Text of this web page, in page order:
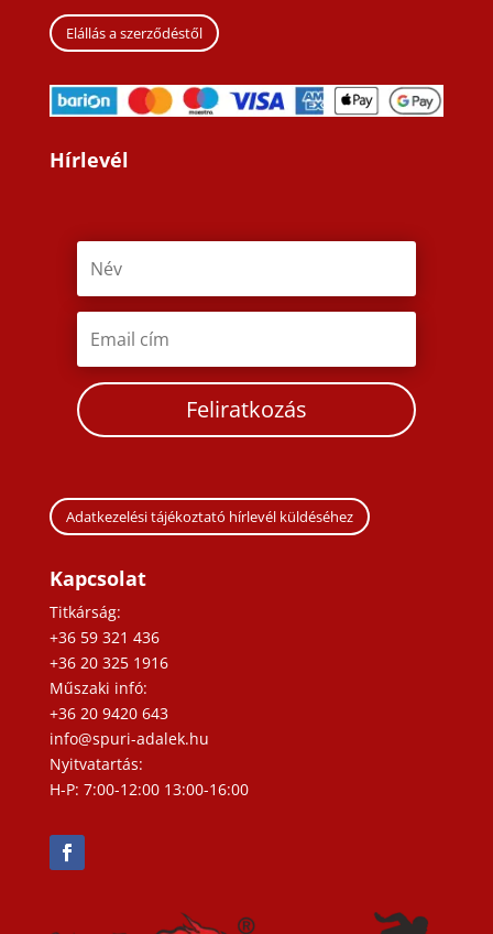
Elállás a szerződéstől
Hírlevél
Feliratkozás
Adatkezelési tájékoztató hírlevél küldéséhez
Kapcsolat
Titkárság:
+36 59 321 436
+36 20 325 1916
Műszaki infó:
+36 20 9420 643
info@spuri-adalek.hu
Nyitvatartás:
H-P: 7:00-12:00 13:00-16:00